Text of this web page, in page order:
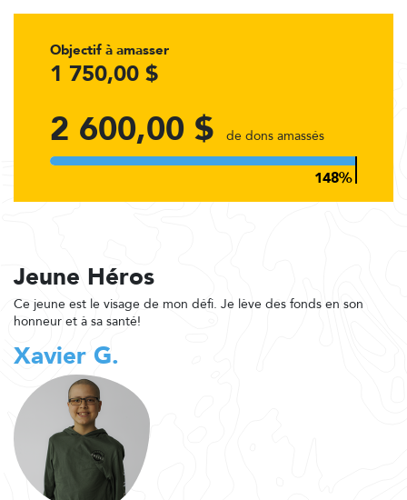
Objectif à amasser
1 750,00 $
2 600,00 $ de dons amassés
Jeune Héros
Ce jeune est le visage de mon défi. Je lève des fonds en son
honneur et à sa santé!
Xavier G.